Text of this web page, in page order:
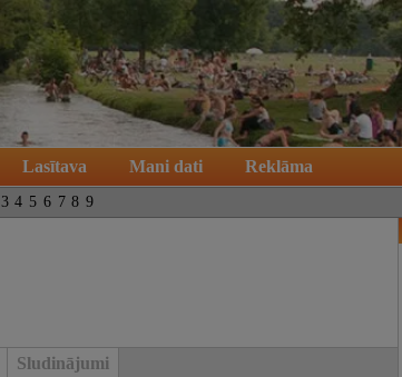
Lasītava Mani dati Reklāma
3 4 5 6 7 8 9
Sludinājumi